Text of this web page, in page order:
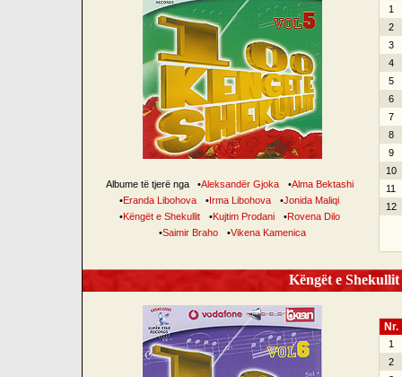
Albume të tjerë nga •Aleksandër Gjoka •Alma Bektashi
•Eranda Libohova •Irma Libohova •Jonida Maliqi
•Këngët e Shekullit •Kujtim Prodani •Rovena Dilo
•Saimir Braho •Vikena Kamenica
1
2
3
4
5
6
7
8
9
10
11
12
Këngët e
Nr.
1
2